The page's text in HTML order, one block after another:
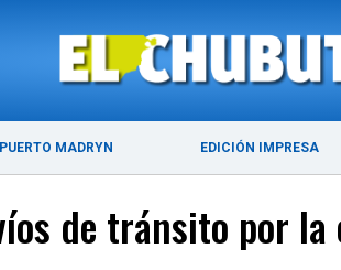
PUERTO MADRYN EDICIÓN IMPRESA
ÚLTIMAS NOTICIAS
de tránsito por